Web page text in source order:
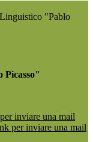
"Pablo
Picasso"
inviare una mail
per inviare una mail